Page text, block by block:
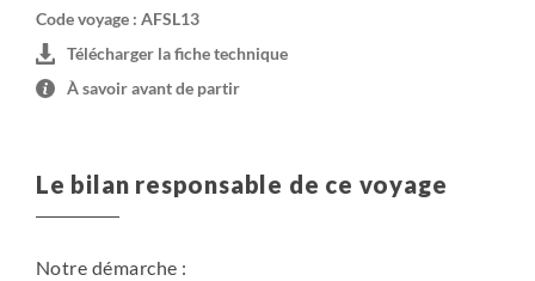
Code voyage : AFSL13
Télécharger la fiche technique
À savoir avant de partir
Le bilan responsable de ce voyage
Notre démarche :